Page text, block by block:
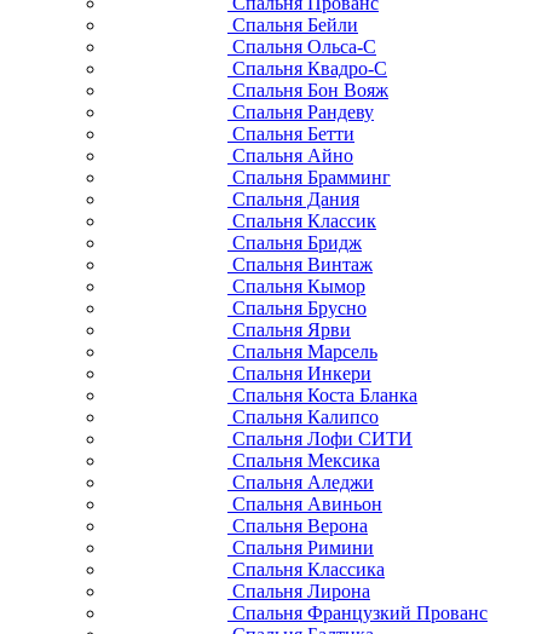
Спальня Бейли
Спальня Ольса-С
Спальня Квадро-С
Спальня Бон Вояж
Спальня Рандеву
Спальня Бетти
Спальня Айно
Спальня Брамминг
Спальня Дания
Спальня Классик
Спальня Бридж
Спальня Винтаж
Спальня Кымор
Спальня Брусно
Спальня Ярви
Спальня Марсель
Спальня Инкери
Спальня Коста Бланка
Спальня Калипсо
Спальня Лофи СИТИ
Спальня Мексика
Спальня Аледжи
Спальня Авиньон
Спальня Верона
Спальня Римини
Спальня Классика
Спальня Лирона
Спальня Французкий Прованс